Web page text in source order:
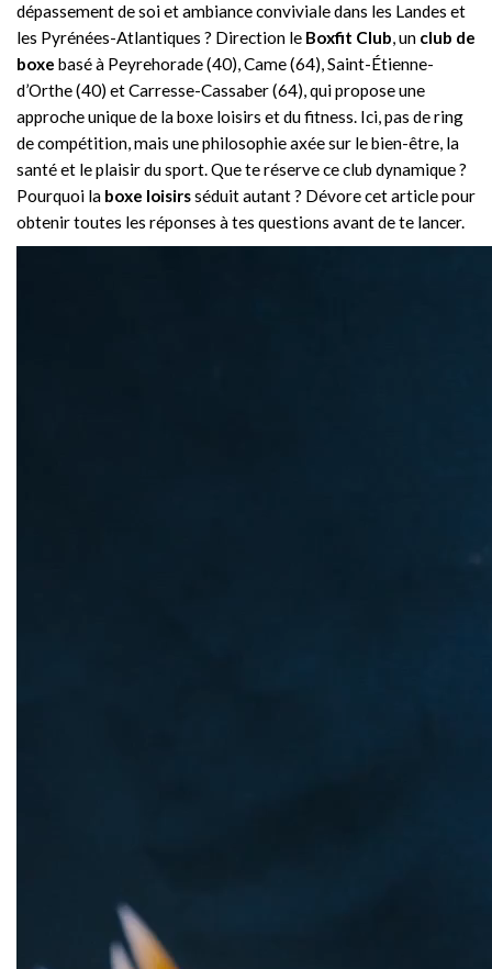
dépassement de soi et ambiance conviviale dans les Landes et
les Pyrénées-Atlantiques ? Direction le Boxfit Club, un club de
boxe basé à Peyrehorade (40), Came (64), Saint-Étienne-
d’Orthe (40) et Carresse-Cassaber (64), qui propose une
approche unique de la boxe loisirs et du fitness. Ici, pas de ring
de compétition, mais une philosophie axée sur le bien-être, la
santé et le plaisir du sport. Que te réserve ce club dynamique ?
Pourquoi la boxe loisirsséduit autant ? Dévore cet article pour
obtenir toutes les réponses à tes questions avant de te lancer.